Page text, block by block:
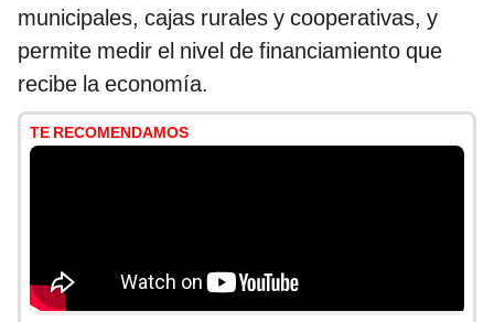
municipales, cajas rurales y cooperativas, y
permite medir el nivel de financiamiento que
recibe la economía.
TE RECOMENDAMOS